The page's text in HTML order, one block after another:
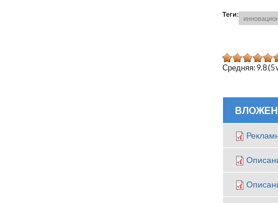
Теги:
Средняя:9.8(5